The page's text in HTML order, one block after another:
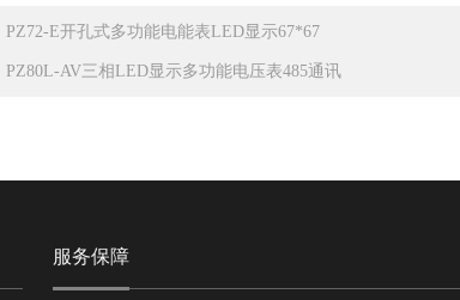
PZ72-E开孔式多功能电能表LED显示67*67
PZ80L-AV三相LED显示多功能电压表485通讯
服务保障